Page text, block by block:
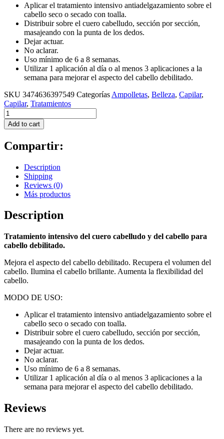
Aplicar el tratamiento intensivo antiadelgazamiento sobre el
cabello seco o secado con toalla.
Distribuir sobre el cuero cabelludo, sección por sección,
masajeando con la punta de los dedos.
Dejar actuar.
No aclarar.
Uso mínimo de 6 a 8 semanas.
Utilizar 1 aplicación al día o al menos 3 aplicaciones a la
semana para mejorar el aspecto del cabello debilitado.
SKU 3474636397549 Categorías Ampolletas, Belleza, Capilar,
Capilar, Tratamientos
Tratamiento
Cure
Anti-
X42
Kerastase
quantity
Add to cart
Compartir:
Description
Shipping
Reviews (0)
Más productos
Description
Tratamiento intensivo del cuero cabelludo y del cabello para
cabello debilitado.
Mejora el aspecto del cabello debilitado. Recupera el volumen del
cabello. Ilumina el cabello brillante. Aumenta la flexibilidad del
cabello.
MODO DE USO:
Aplicar el tratamiento intensivo antiadelgazamiento sobre el
cabello seco o secado con toalla.
Distribuir sobre el cuero cabelludo, sección por sección,
masajeando con la punta de los dedos.
Dejar actuar.
No aclarar.
Uso mínimo de 6 a 8 semanas.
Utilizar 1 aplicación al día o al menos 3 aplicaciones a la
semana para mejorar el aspecto del cabello debilitado.
Reviews
There are no reviews yet.